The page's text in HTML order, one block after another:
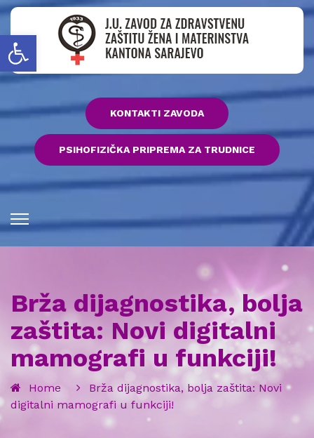
Open toolbar
KONTAKTI ZAVODA
PSIHOFIZIČKA PRIPREMA ZA TRUDNICE
Brža dijagnostika, bolja
zaštita: Novi digitalni
mamografi u funkciji!
Home
Brža dijagnostika, bolja zaštita: Novi
digitalni mamografi u funkciji!